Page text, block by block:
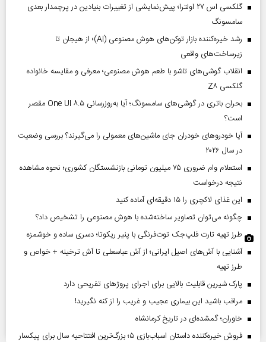
گلکسی اس ۲۷ اولترا؛ پیش‌نمایشی از تغییرات بنیادین در پرچمدار بعدی
سامسونگ
رشد خیره‌کننده بازار توکن‌های هوش مصنوعی (AI)؛ از هیجان تا
زیرساخت‌های واقعی
انقلاب گوشی‌های تاشو‌ با طعم هوش مصنوعی؛ معرفی و مقایسه خانواده
گلکسی Z۸
بحران باتری در گوشی‌های سامسونگ؛ آیا به‌روزرسانی One UI ۸.۵ مقصر
است؟
آیا خودروهای خودران جای ماشین‌های معمولی را می‌گیرند؟ بررسی وضعیت
در سال ۲۰۲۶
استعلام وام ضروری ۷۵ میلیون تومانی بازنشستگان کشوری؛ نحوه مشاهده
نتیجه درخواست
این غذای لاکچری را ۱۵ دقیقه‌ای آماده کنید
چگونه می‌توان تصاویر ساخته‌شده با هوش مصنوعی را تشخیص داد؟
طرز تهیه تارت فلپ‌جک توت‌فرنگی با پنیر ریکوتا؛ دسری ساده و خوشمزه
آشنایی با آش‌های اصیل ایرانی؛ از آش عباسعلی تا آش ترخینه + خواص و
طرز تهیه
پارک شیرین قابلیت‌ بالایی برای اجرای پروژهای تفریحی دارد
مراقب باشید این بیماری عجیب و غریب را از کنه نگیرید!
خاوران؛ گمشده‌ای در تاریخ کرمانشاه
فروش خیره‌کننده داستان اسباب‌بازی ۵؛ بزرگ‌ترین افتتاحیه سال برای پیکسار